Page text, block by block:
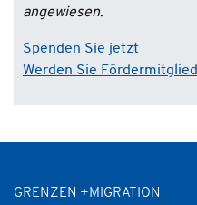
angewiesen.
Spenden Sie jetzt
Werden Sie Fördermitglied
GRENZEN +MIGRATION